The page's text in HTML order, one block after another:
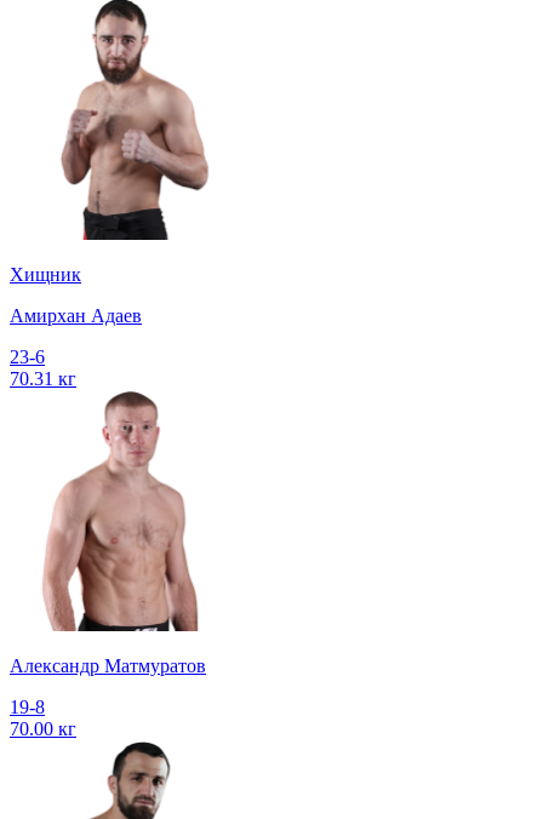
Хищник
Амирхан Адаев
23-6
70.31 кг
Александр Матмуратов
19-8
70.00 кг